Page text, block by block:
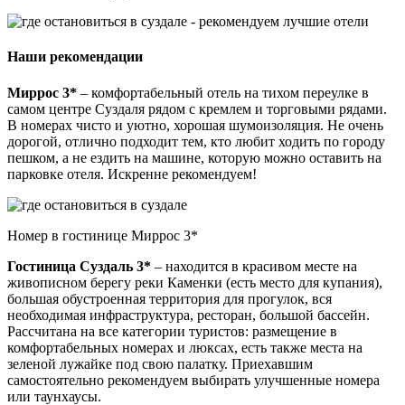
Наши рекомендации
Миррос 3* – комфортабельный отель на тихом переулке в
самом центре Суздаля рядом с кремлем и торговыми рядами.
В номерах чисто и уютно, хорошая шумоизоляция. Не очень
дорогой, отлично подходит тем, кто любит ходить по городу
пешком, а не ездить на машине, которую можно оставить на
парковке отеля. Искренне рекомендуем!
Номер в гостинице Миррос 3*
Гостиница Суздаль 3* – находится в красивом месте на
живописном берегу реки Каменки (есть место для купания),
большая обустроенная территория для прогулок, вся
необходимая инфраструктура, ресторан, большой бассейн.
Рассчитана на все категории туристов: размещение в
комфортабельных номерах и люксах, есть также места на
зеленой лужайке под свою палатку. Приехавшим
самостоятельно рекомендуем выбирать улучшенные номера
или таунхаусы.